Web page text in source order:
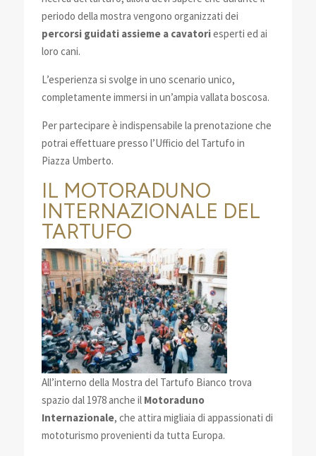
periodo della mostra vengono organizzati dei
percorsi guidati assieme a cavatoriesperti ed ai
loro cani.
L’esperienza si svolge in uno scenario unico,
completamente immersi in un’ampia vallata boscosa.
Per partecipare è indispensabile la prenotazione che
potrai effettuare presso l’Ufficio del Tartufo in
Piazza Umberto.
IL MOTORADUNO
INTERNAZIONALE DEL
TARTUFO
All’interno della Mostra del Tartufo Bianco trova
spazio dal 1978 anche il Motoraduno
Internazionale, che attira migliaia di appassionati di
mototurismo provenienti da tutta Europa.